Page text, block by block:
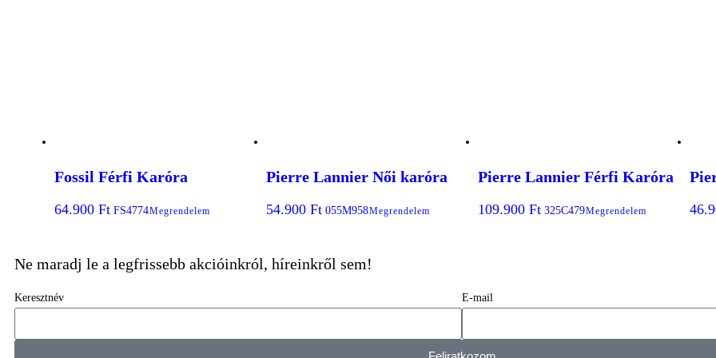
Fossil Férfi Karóra
64.900 Ft FS4774Megrendelem
Pierre Lannier Női karóra
54.900 Ft 055M958Megrendelem
Pierre Lannier Férfi Karóra
109.900 Ft 325C479Megrendelem
Ne maradj le a legfrissebb akcióinkról, híreinkről sem!
Keresztnév E-mail